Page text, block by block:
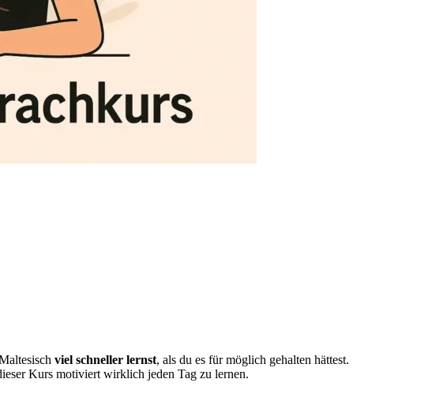
viel schneller lernst, als du es für möglich gehalten hättest.
Kurs motiviert wirklich jeden Tag zu lernen.